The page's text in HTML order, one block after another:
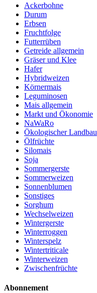
Ackerbohne
Durum
Erbsen
Fruchtfolge
Futterrüben
Getreide allgemein
Gräser und Klee
Hafer
Hybridweizen
Körnermais
Leguminosen
Mais allgemein
Markt und Ökonomie
NaWaRo
Ökologischer Landbau
Ölfrüchte
Silomais
Soja
Sommergerste
Sommerweizen
Sonnenblumen
Sonstiges
Sorghum
Wechselweizen
Wintergerste
Winterroggen
Winterspelz
Wintertriticale
Winterweizen
Zwischenfrüchte
Abonnement